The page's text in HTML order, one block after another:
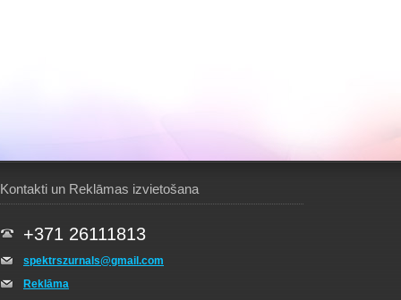
Kontakti un Reklāmas izvietošana
+371 26111813
spektrszurnals@gmail.com
Reklāma